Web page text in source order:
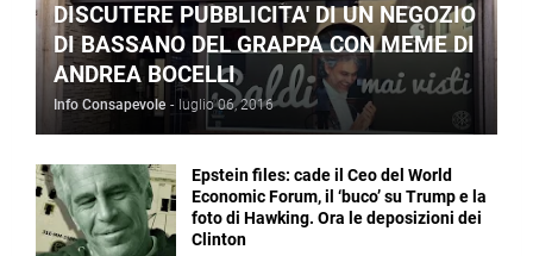
DISCUTERE PUBBLICITA' DI UN NEGOZIO
DI BASSANO DEL GRAPPA CON MEME DI
ANDREA BOCELLI
Info Consapevole - luglio 06, 2016
Epstein files: cade il Ceo del World
Economic Forum, il ‘buco’ su Trump e la
foto di Hawking. Ora le deposizioni dei
Clinton